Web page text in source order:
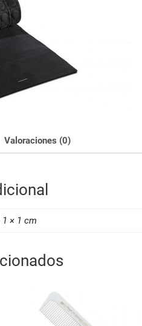
Valoraciones (0)
1 × 1 cm